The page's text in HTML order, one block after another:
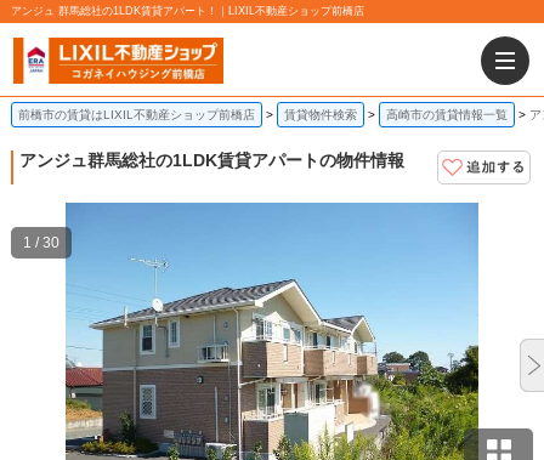
アンジュ 群馬総社の1LDK賃貸アパート！｜LIXIL不動産ショップ前橋店
前橋市の賃貸はLIXIL不動産ショップ前橋店 賃貸物件検索 高崎市の賃貸情報一覧
アンジュ群馬総社の1LDK賃貸アパートの物件情報
1 / 30